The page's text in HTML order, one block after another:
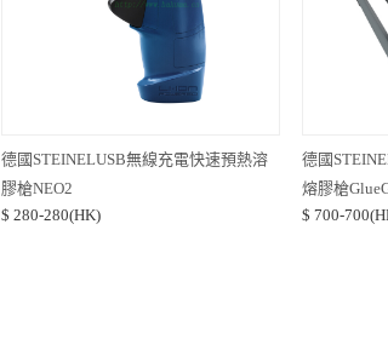
德國STEINELUSB無線充電快速預熱溶
膠槍NEO2
$ 280-280(HK)
德國
熔膠槍
$ 700-